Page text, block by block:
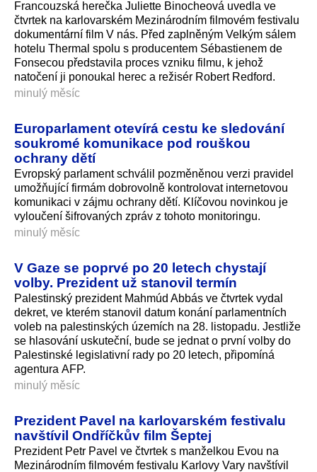
Francouzská herečka Juliette Binocheová uvedla ve
čtvrtek na karlovarském Mezinárodním filmovém festivalu
dokumentární film V nás. Před zaplněným Velkým sálem
hotelu Thermal spolu s producentem Sébastienem de
Fonsecou představila proces vzniku filmu, k jehož
natočení ji ponoukal herec a režisér Robert Redford.
minulý měsíc
Europarlament otevírá cestu ke sledování
soukromé komunikace pod rouškou
ochrany dětí
Evropský parlament schválil pozměněnou verzi pravidel
umožňující firmám dobrovolně kontrolovat internetovou
komunikaci v zájmu ochrany dětí. Klíčovou novinkou je
vyloučení šifrovaných zpráv z tohoto monitoringu.
minulý měsíc
V Gaze se poprvé po 20 letech chystají
volby. Prezident už stanovil termín
Palestinský prezident Mahmúd Abbás ve čtvrtek vydal
dekret, ve kterém stanovil datum konání parlamentních
voleb na palestinských územích na 28. listopadu. Jestliže
se hlasování uskuteční, bude se jednat o první volby do
Palestinské legislativní rady po 20 letech, připomíná
agentura AFP.
minulý měsíc
Prezident Pavel na karlovarském festivalu
navštívil Ondříčkův film Šeptej
Prezident Petr Pavel ve čtvrtek s manželkou Evou na
Mezinárodním filmovém festivalu Karlovy Vary navštívil